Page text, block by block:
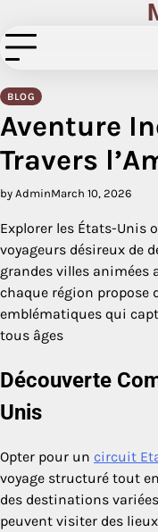
to
content
BLOG
Aventure
Travers
by AdminMarch 10, 2026
Explorer les États-Unis
voyageurs désireux de
grandes villes
chaque région propose
emblématiques qui
tous âges
Découverte
Unis
Opter pour un circuit
voyage structuré tout
des destinations
peuvent visiter des